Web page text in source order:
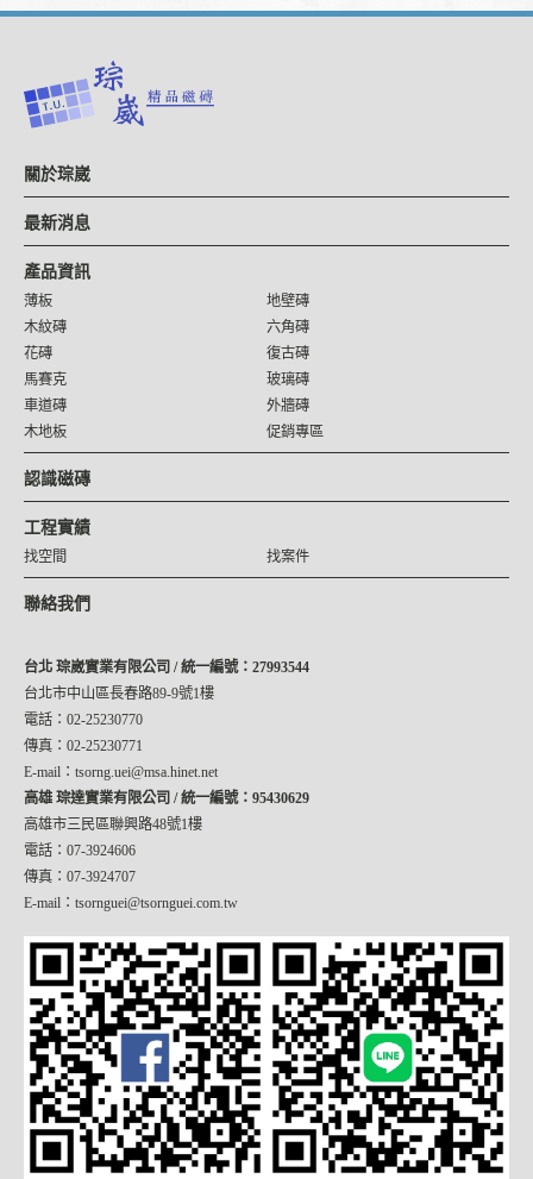
關於琮崴
最新消息
產品資訊
薄板
地壁磚
木紋磚
六角磚
花磚
復古磚
馬賽克
玻璃磚
車道磚
外牆磚
木地板
促銷專區
認識磁磚
工程實績
找空間 找案件
聯絡我們
台北 琮崴實業有限公司 / 統一編號：27993544
台北市中山區長春路89-9號1樓
電話：02-25230770
傳真：02-25230771
E-mail：tsorng.uei@msa.hinet.net
高雄 琮達實業有限公司 / 統一編號：95430629
高雄市三民區聯興路48號1樓
電話：07-3924606
傳真：07-3924707
E-mail：tsornguei@tsornguei.com.tw